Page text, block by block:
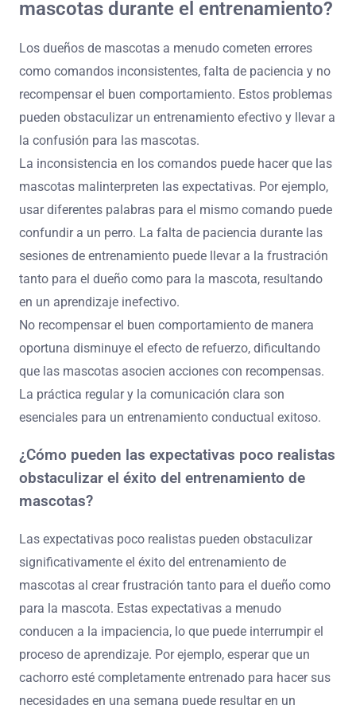
mascotas durante el entrenamiento?
Los dueños de mascotas a menudo cometen errores
como comandos inconsistentes, falta de paciencia y no
recompensar el buen comportamiento. Estos problemas
pueden obstaculizar un entrenamiento efectivo y llevar a
la confusión para las mascotas.
La inconsistencia en los comandos puede hacer que las
mascotas malinterpreten las expectativas. Por ejemplo,
usar diferentes palabras para el mismo comando puede
confundir a un perro. La falta de paciencia durante las
sesiones de entrenamiento puede llevar a la frustración
tanto para el dueño como para la mascota, resultando
en un aprendizaje inefectivo.
No recompensar el buen comportamiento de manera
oportuna disminuye el efecto de refuerzo, dificultando
que las mascotas asocien acciones con recompensas.
La práctica regular y la comunicación clara son
esenciales para un entrenamiento conductual exitoso.
¿Cómo pueden las expectativas poco realistas
obstaculizar el éxito del entrenamiento de
mascotas?
Las expectativas poco realistas pueden obstaculizar
significativamente el éxito del entrenamiento de
mascotas al crear frustración tanto para el dueño como
para la mascota. Estas expectativas a menudo
conducen a la impaciencia, lo que puede interrumpir el
proceso de aprendizaje. Por ejemplo, esperar que un
cachorro esté completamente entrenado para hacer sus
necesidades en una semana puede resultar en un